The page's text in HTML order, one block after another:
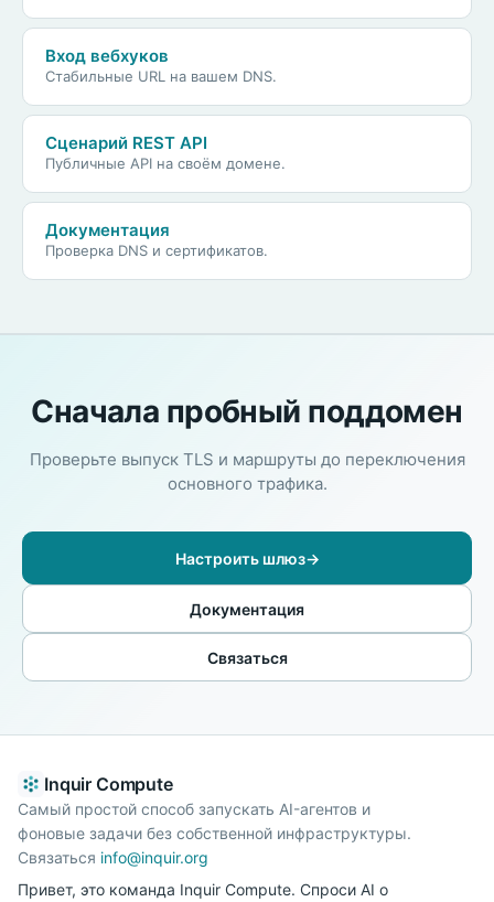
Вход вебхуков
Стабильные URL на вашем DNS.
Сценарий REST API
Публичные API на своём домене.
Документация
Проверка DNS и сертификатов.
Сначала пробный поддомен
Проверьте выпуск TLS и маршруты до переключения
основного трафика.
Настроить шлюз→
Документация
Связаться
Inquir Compute
Самый простой способ запускать AI-агентов и
фоновые задачи без собственной инфраструктуры.
Связаться info@inquir.org
Привет, это команда Inquir Compute. Спроси AI о